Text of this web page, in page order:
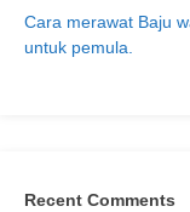
Cara merawat Baju
untuk pemula.
Recent Comments